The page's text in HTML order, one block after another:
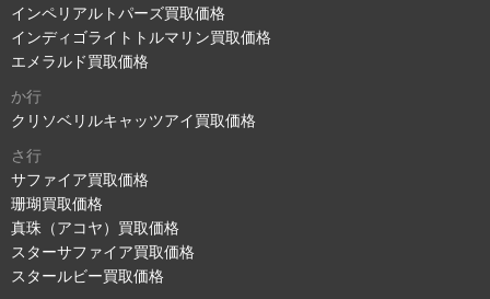
インペリアルトパーズ買取価格
インディゴライトトルマリン買取価格
エメラルド買取価格
か行
クリソベリルキャッツアイ買取価格
さ行
サファイア買取価格
珊瑚買取価格
真珠（アコヤ）買取価格
スターサファイア買取価格
スタールビー買取価格